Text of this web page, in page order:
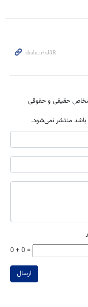
حقیقی و حقوقی
باشد منتشر نمی‌شود.
0 + 0 =
ارسال